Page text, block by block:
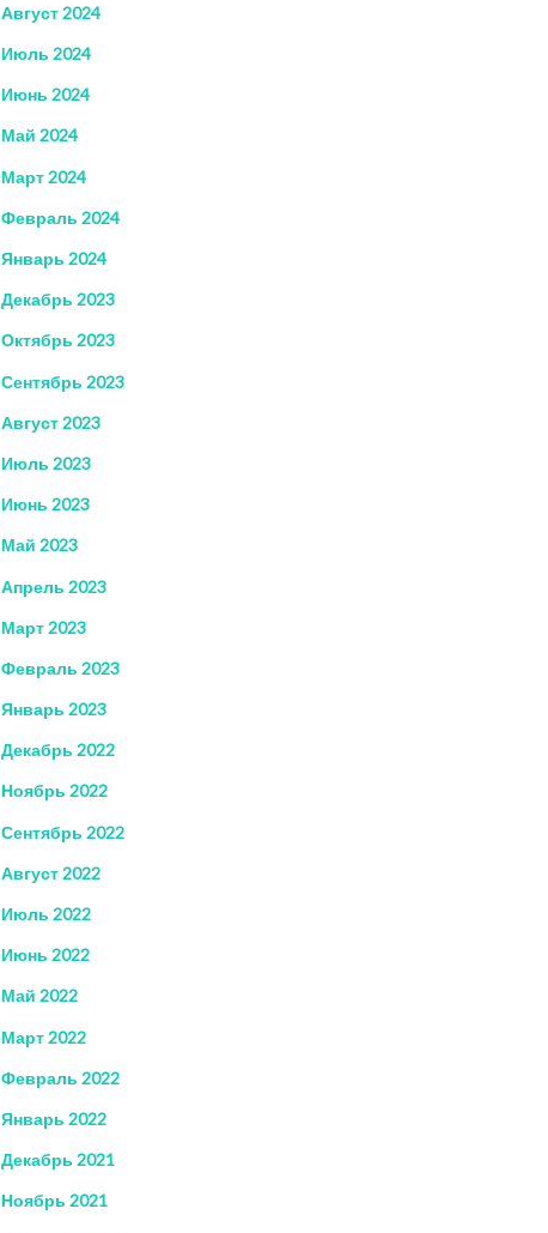
Август 2024
Июль 2024
Июнь 2024
Май 2024
Март 2024
Февраль 2024
Январь 2024
Декабрь 2023
Октябрь 2023
Сентябрь 2023
Август 2023
Июль 2023
Июнь 2023
Май 2023
Апрель 2023
Март 2023
Февраль 2023
Январь 2023
Декабрь 2022
Ноябрь 2022
Сентябрь 2022
Август 2022
Июль 2022
Июнь 2022
Май 2022
Март 2022
Февраль 2022
Январь 2022
Декабрь 2021
Ноябрь 2021